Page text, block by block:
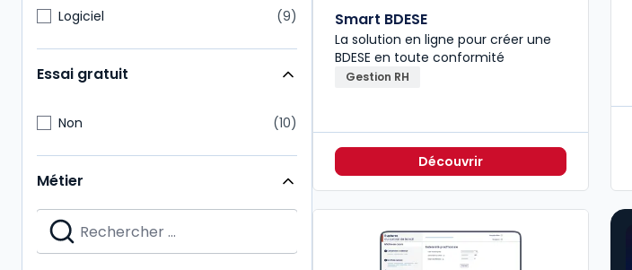
Logiciel 9
Essai gratuit
Non 10
Métier
Smart BDESE
La solution en ligne pour créer une
BDESE en toute conformité
Gestion RH
Découvrir